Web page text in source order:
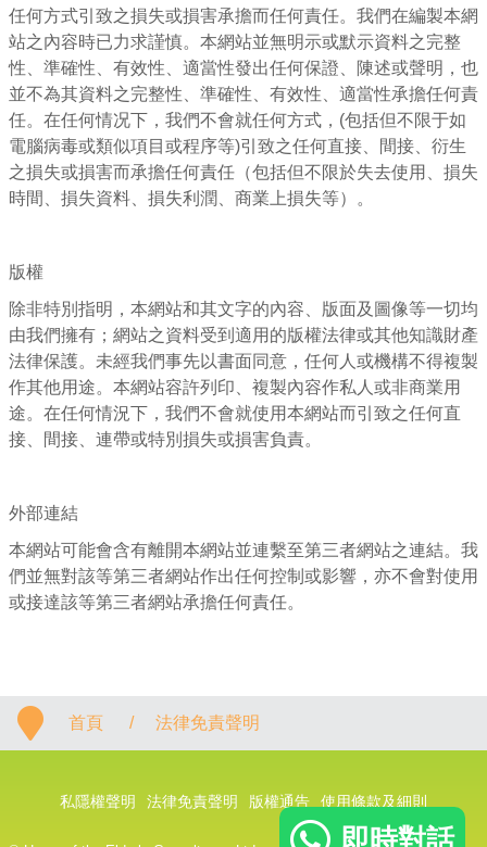
任何方式引致之損失或損害承擔而任何責任。我們在編製本網
站之內容時已力求謹慎。本網站並無明示或默示資料之完整
性、準確性、有效性、適當性發出任何保證、陳述或聲明，也
並不為其資料之完整性、準確性、有效性、適當性承擔任何責
任。在任何情况下，我們不會就任何方式，(包括但不限于如
電腦病毒或類似項目或程序等)引致之任何直接、間接、衍生
之損失或損害而承擔任何責任（包括但不限於失去使用、損失
時間、損失資料、損失利潤、商業上損失等）。
版權
除非特別指明，本網站和其文字的內容、版面及圖像等一切均
由我們擁有；網站之資料受到適用的版權法律或其他知識財產
法律保護。未經我們事先以書面同意，任何人或機構不得複製
作其他用途。本網站容許列印、複製內容作私人或非商業用
途。在任何情況下，我們不會就使用本網站而引致之任何直
接、間接、連帶或特別損失或損害負責。
外部連結
本網站可能會含有離開本網站並連繫至第三者網站之連結。我
們並無對該等第三者網站作出任何控制或影響，亦不會對使用
或接達該等第三者網站承擔任何責任。
首頁 / 法律免責聲明
私隱權聲明 法律免責聲明 版權通告 使用條款及細則
即時對話